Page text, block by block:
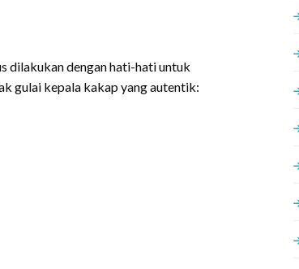
dilakukan dengan hati-hati untuk
gulai kepala kakap yang autentik: